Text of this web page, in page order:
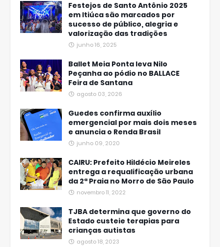
Festejos de Santo Antônio 2025
em Itiúca são marcados por
sucesso de público, alegria e
valorização das tradições
junho 16, 2025
Ballet Meia Ponta leva Nilo
Peçanha ao pódio no BALLACE
Feira de Santana
agosto 03, 2026
Guedes confirma auxílio
emergencial por mais dois meses
e anuncia o Renda Brasil
junho 09, 2020
CAIRU: Prefeito Hildécio Meireles
entrega a requalificação urbana
da 2ª Praia no Morro de São Paulo
novembro 11, 2022
TJBA determina que governo do
Estado custeie terapias para
crianças autistas
agosto 18, 2023